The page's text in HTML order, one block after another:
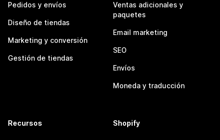
Pedidos y envíos
Diseño de tiendas
Marketing y conversión
Gestión de tiendas
Ventas adicionales y
paquetes
Email marketing
SEO
Envíos
Moneda y traducción
Recursos Shopify